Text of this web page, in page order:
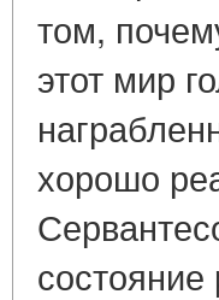
том,
этот мир
хорошо
состояние